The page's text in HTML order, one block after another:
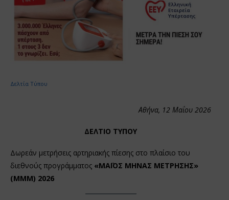
Δελτία Τύπου
Αθήνα, 12 Μαΐου 2026
ΔΕΛΤΙΟ ΤΥΠΟΥ
Δωρεάν μετρήσεις αρτηριακής πίεσης στο πλαίσιο του
διεθνούς προγράμματος «ΜΑΪΟΣ ΜΗΝΑΣ ΜΕΤΡΗΣΗΣ»
(ΜΜΜ) 2026